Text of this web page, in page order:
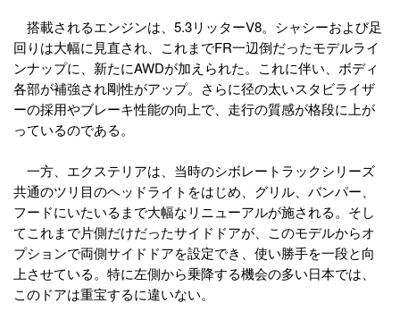
搭載されるエンジンは、5.3リッターV8。シャシーおよび足
回りは大幅に見直され、これまでFR一辺倒だったモデルライ
ンナップに、新たにAWDが加えられた。これに伴い、ボディ
各部が補強され剛性がアップ。さらに径の太いスタビライザ
ーの採用やブレーキ性能の向上で、走行の質感が格段に上が
っているのである。
一方、エクステリアは、当時のシボレートラックシリーズ
共通のツリ目のヘッドライトをはじめ、グリル、バンパー、
フードにいたいるまで大幅なリニューアルが施される。そし
てこれまで片側だけだったサイドドアが、このモデルからオ
プションで両側サイドドアを設定でき、使い勝手を一段と向
上させている。特に左側から乗降する機会の多い日本では、
このドアは重宝するに違いない。